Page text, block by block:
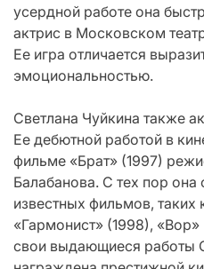
усердной работе она
актрис в Московском
Ее игра отличается
эмоциональностью.
Светлана Чуйкина также
Ее дебютной работой в
фильме «Брат» (1997)
Балабанова. С тех пор
известных фильмов, таких
«Гармонист» (1998),
свои выдающиеся работы